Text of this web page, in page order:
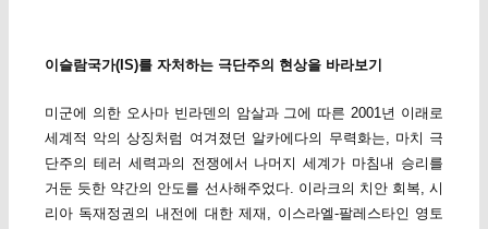
이슬람국가(IS)를 자처하는 극단주의 현상을 바라보기
미군에 의한 오사마 빈라덴의 암살과 그에 따른 2001년 이래로
세계적 악의 상징처럼 여겨졌던 알카에다의 무력화는, 마치 극
단주의 테러 세력과의 전쟁에서 나머지 세계가 마침내 승리를
거둔 듯한 약간의 안도를 선사해주었다. 이라크의 치안 회복, 시
리아 독재정권의 내전에 대한 제재, 이스라엘-팔레스타인 영토